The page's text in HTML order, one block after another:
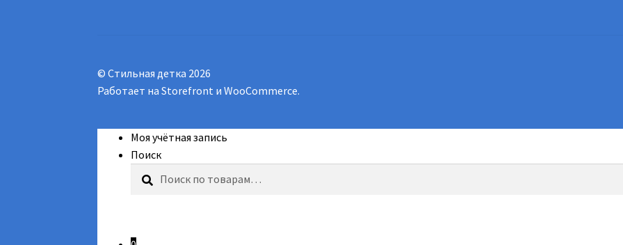
© Стильная детка 2026
Работает на Storefront и WooCommerce.
Моя учётная запись
Поиск
Искать:
Поиск